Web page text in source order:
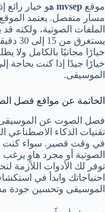
موقع mvsep هو خيار
مسار منفصل. يعتمد
الملفات الصوتية، ولكنه
خيارًا مجانيًا بالكامل ولا
خيارًا جيدًا إذا كنت بحاجة
الموسيقى.
الخاتمة عن مواقع فصل
فصل الصوت عن
تقنيات الذكاء الاصطناعي
في وقت قصير. سواء كنت
الصوتية أو مجرد هاوٍ
توفر لك الأدوات اللازمة
احتياجاتك وابدأ في
الموسيقى وتحسين جودة